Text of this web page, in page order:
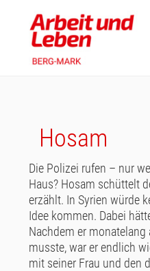
content
Hosam
Die Polizei rufen – nur
Haus? Hosam schüttelt
erzählt. In Syrien würde
Idee kommen. Dabei
Nachdem er
musste, war er endlich
mit seiner Frau und den